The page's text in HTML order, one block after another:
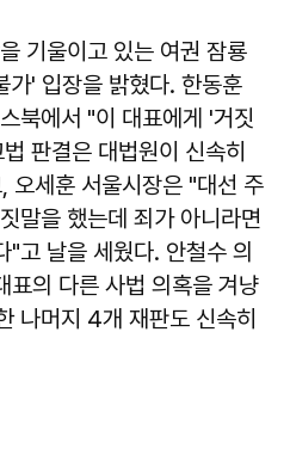
기울이고 있는 여권 잠룡
가' 입장을 밝혔다. 한동훈
북에서 "이 대표에게 '거짓
판결은 대법원이 신속히
오세훈 서울시장은 "대선 주
말을 했는데 죄가 아니라면
"고 날을 세웠다. 안철수 의
표의 다른 사법 의혹을 겨냥
나머지 4개 재판도 신속히